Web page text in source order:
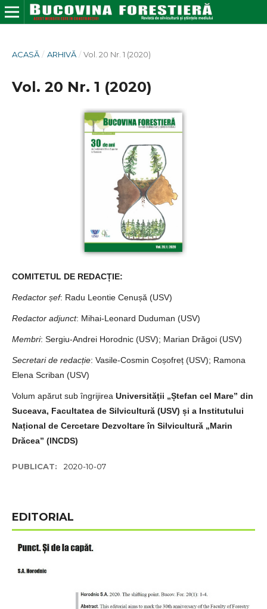
ACASĂ / ARHIVĂ / Vol. 20 Nr. 1 (2020)
Vol. 20 Nr. 1 (2020)
COMITETUL DE REDACȚIE:
Redactor șef: Radu Leontie Cenușă (USV)
Redactor adjunct: Mihai-Leonard Duduman (USV)
Membri: Sergiu-Andrei Horodnic (USV); Marian Drăgoi (USV)
Secretari de redacție: Vasile-Cosmin Coșofreț (USV); Ramona
Elena Scriban (USV)
Volum apărut sub îngrijirea Universității „Ștefan cel Mare” din
Suceava, Facultatea de Silvicultură (USV) și a Institutului
Național de Cercetare Dezvoltare în Silvicultură „Marin
Drăcea” (INCDS)
PUBLICAT: 2020-10-07
EDITORIAL